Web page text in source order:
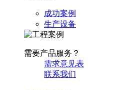
成功案例
生产设备
需要产品服务？
需求意见表
联系我们